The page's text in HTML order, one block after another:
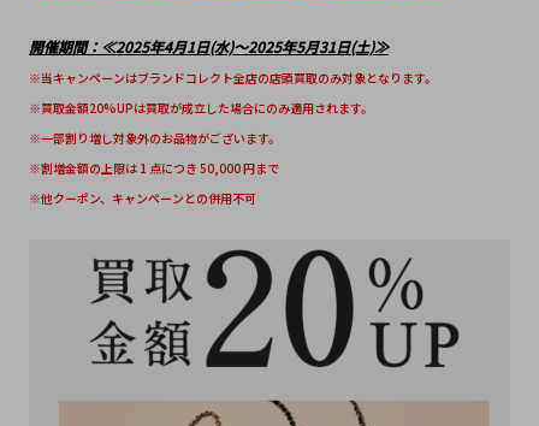
開催期間：≪2025年4月1日(水)～2025年5月31日(土)≫
※当キャンペーンはブランドコレクト全店の店頭買取のみ対象となります。
※買取金額20%UPは買取が成立した場合にのみ適用されます。
※一部割り増し対象外のお品物がございます。
※割増金額の上限は 1 点につき 50,000 円まで
※他クーポン、キャンペーンとの併用不可